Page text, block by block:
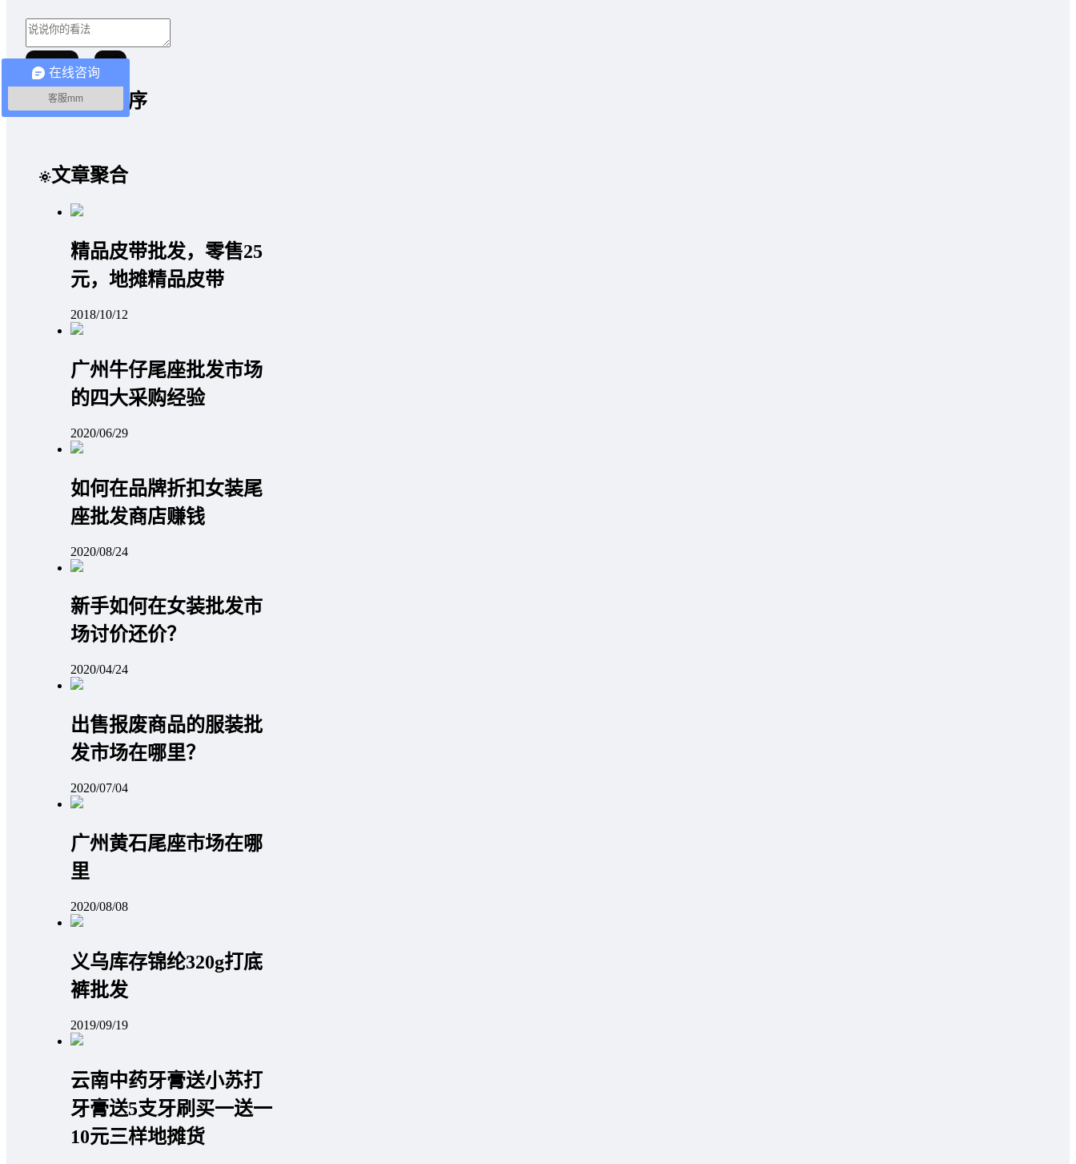
取消回复 提交
微信小程序
文章聚合
精品皮带批发，零售25
元，地摊精品皮带
2018/10/12
广州牛仔尾座批发市场
的四大采购经验
2020/06/29
如何在品牌折扣女装尾
座批发商店赚钱
2020/08/24
新手如何在女装批发市
场讨价还价？
2020/04/24
出售报废商品的服装批
发市场在哪里？
2020/07/04
广州黄石尾座市场在哪
里
2020/08/08
义乌库存锦纶320g打底
裤批发
2019/09/19
云南中药牙膏送小苏打
牙膏送5支牙刷买一送一
10元三样地摊货
在线咨询
客服mm